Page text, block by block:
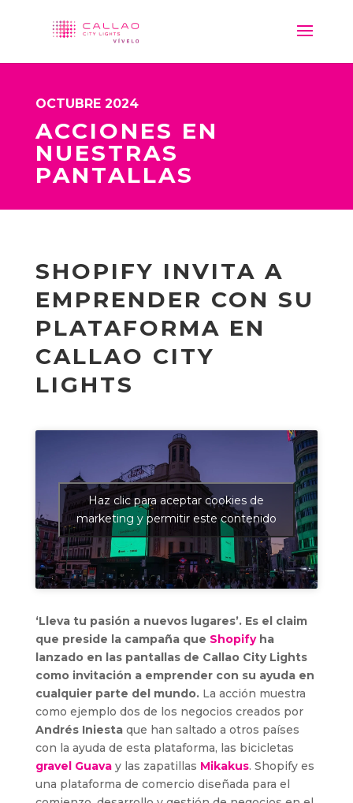
OCTUBRE 2024
ACCIONES EN
NUESTRAS
PANTALLAS
SHOPIFY INVITA A
EMPRENDER CON SU
PLATAFORMA EN
CALLAO CITY
LIGHTS
Haz clic para aceptar cookies de
marketing y permitir este contenido
‘Lleva tu pasión a nuevos lugares’. Es el claim
que preside la campaña que Shopifyha
lanzado en las pantallas de Callao City Lights
como invitación a emprender con su ayuda en
cualquier parte del mundo.La acción muestra
como ejemplo dos de los negocios creados por
Andrés Iniestaque han saltado a otros países
con la ayuda de esta plataforma, las bicicletas
gravel Guavay las zapatillas Mikakus. Shopify es
una plataforma de comercio diseñada para el